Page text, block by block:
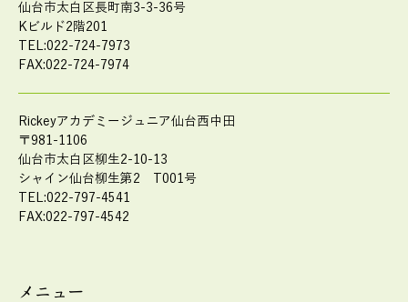
仙台市太白区長町南3-3-36号
Kビルド2階201
TEL:022-724-7973
FAX:022-724-7974
Rickeyアカデミージュニア仙台西中田
〒981-1106
仙台市太白区柳生2-10-13
シャイン仙台柳生第2 T001号
TEL:022-797-4541
FAX:022-797-4542
メニュー